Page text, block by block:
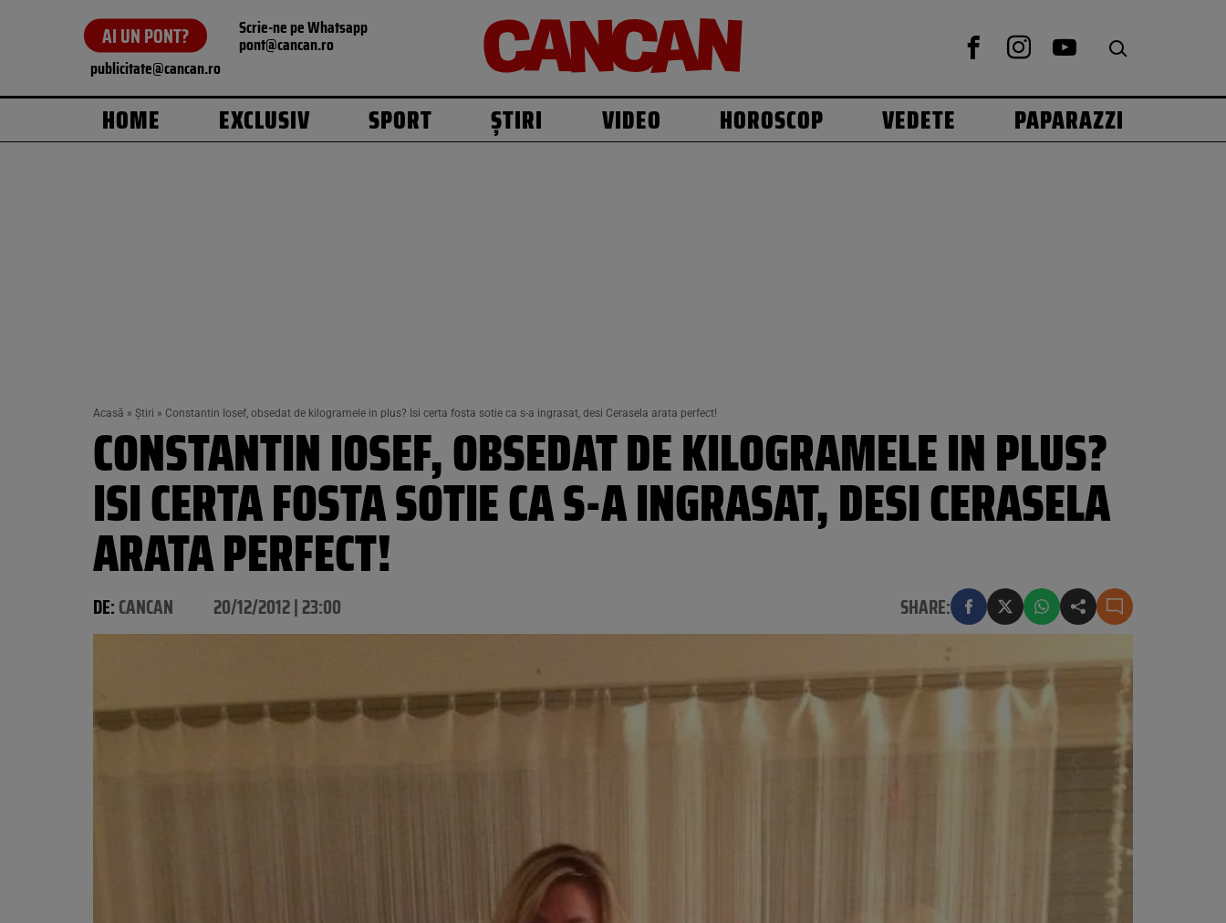
AI UN PONT? Scrie-ne pe Whatsapp
pont@cancan.ro
publicitate@cancan.ro
HOME EXCLUSIV SPORT ȘTIRI VIDEO HOROSCOP VEDETE PAPARAZZI
Acasă » Știri » Constantin Iosef, obsedat de kilogramele in plus? Isi certa fosta sotie ca s-a ingrasat, desi Cerasela arata perfect!
CONSTANTIN IOSEF, OBSEDAT DE KILOGRAMELE IN PLUS?
ISI CERTA FOSTA SOTIE CA S-A INGRASAT, DESI CERASELA
ARATA PERFECT!
DE:CANCAN 20/12/2012 | 23:00 SHARE: